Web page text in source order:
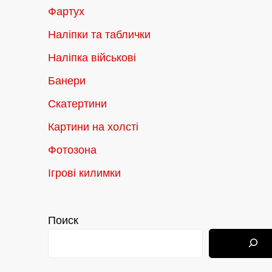
Фартух
Наліпки та таблички
Наліпка військові
Банери
Скатертини
Картини на холсті
Фотозона
Ігрові килимки
Поиск